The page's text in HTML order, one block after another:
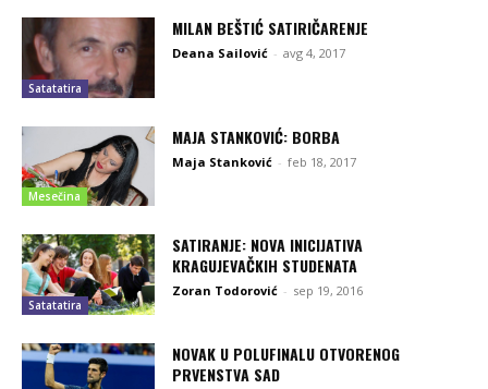
Satatatira
MILAN BEŠTIĆ SATIRIČARENJE
Deana Sailović - avg 4, 2017
Mesečina
MAJA STANKOVIĆ: BORBA
Maja Stanković - feb 18, 2017
Satatatira
SATIRANJE: NOVA INICIJATIVA
KRAGUJEVAČKIH STUDENATA
Zoran Todorović - sep 19, 2016
NOVAK U POLUFINALU OTVORENOG
PRVENSTVA SAD